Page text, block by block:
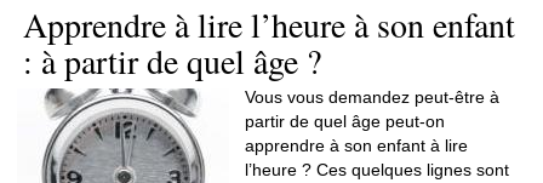
Apprendre à lire l’heure à son enfant
: à partir de quel âge ?
Vous vous demandez peut-être à
partir de quel âge peut-on
apprendre à son enfant à lire
l’heure ? Ces quelques lignes sont